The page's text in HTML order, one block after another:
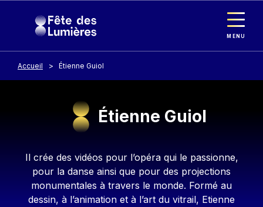
MENU
Accueil Étienne Guiol
Étienne Guiol
Contenu
Il crée des vidéos pour l’opéra qui le passionne,
pour la danse ainsi que pour des projections
monumentales à travers le monde. Formé au
dessin, à l’animation et à l’art du vitrail, Etienne